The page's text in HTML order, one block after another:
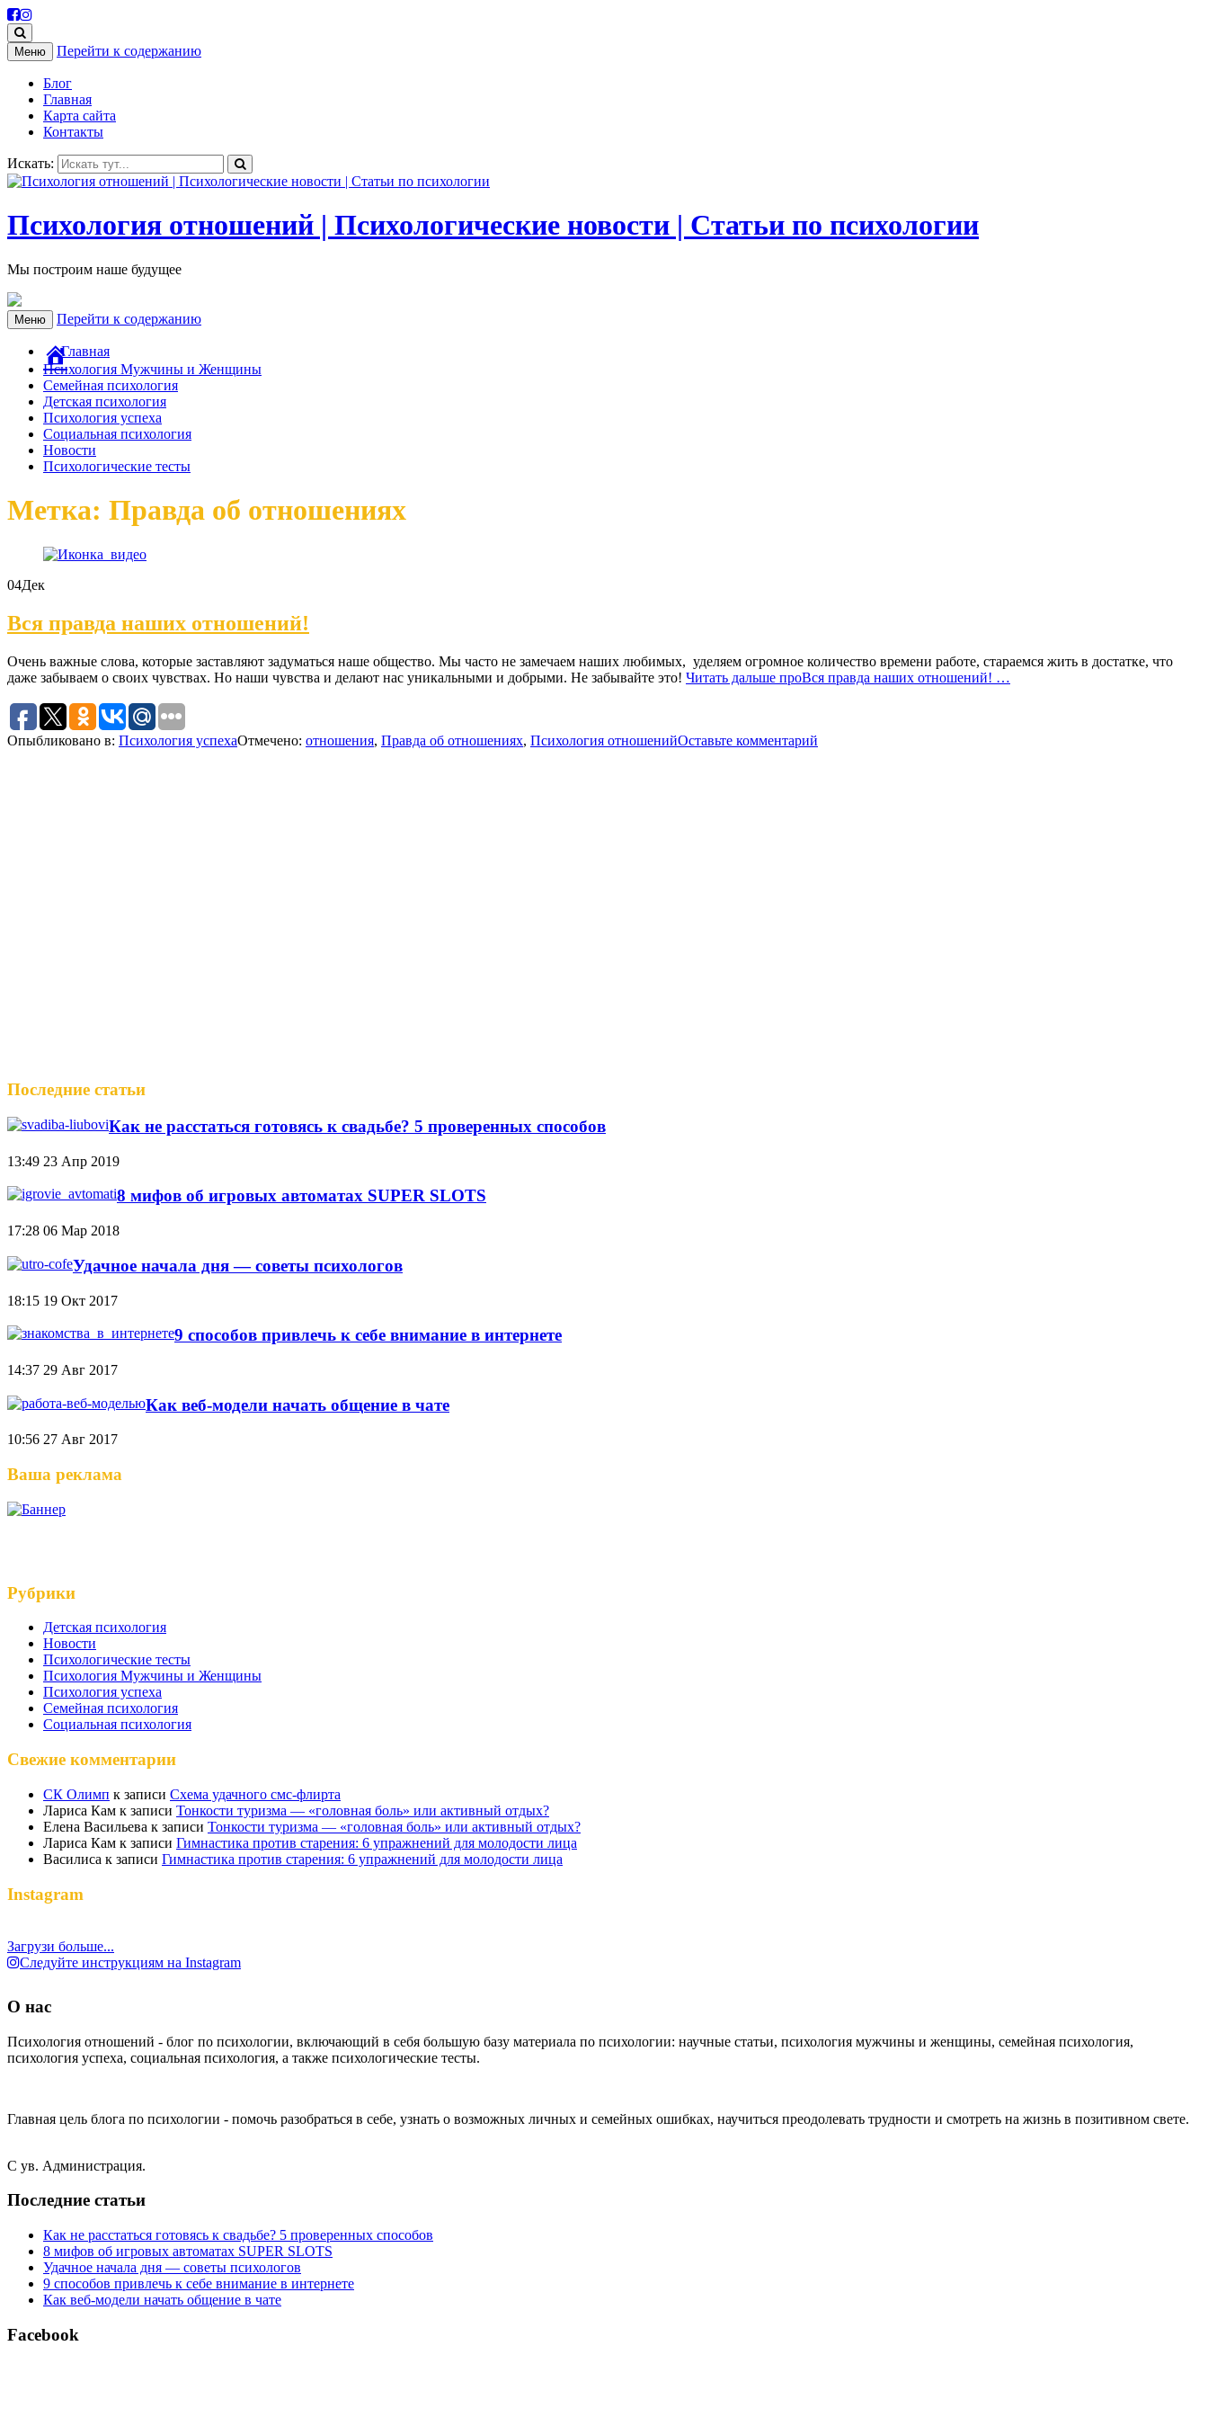
Меню Перейти к содержанию
Блог
Главная
Карта сайта
Контакты
Искать:
Психология отношений | Психологические новости | Статьи по психологии
Мы построим наше будущее
Меню Перейти к содержанию
Главная
Психология Мужчины и Женщины
Семейная психология
Детская психология
Психология успеха
Социальная психология
Новости
Психологические тесты
Метка: Правда об отношениях
04Дек
Вся правда наших отношений!
Очень важные слова, которые заставляют задуматься наше общество. Мы часто не замечаем наших любимых, уделяем огромное количество времени работе, стараемся жить в достатке, что
даже забываем о своих чувствах. Но наши чувства и делают нас уникальными и добрыми. Не забывайте это! Читать дальше проВся правда наших отношений! …
Опыбликовано в: Психология успехаОтмечено: отношения, Правда об отношениях, Психология отношенийОставьте комментарий
Последние статьи
Как не расстаться готовясь к свадьбе? 5 проверенных способов
13:49 23 Апр 2019
8 мифов об игровых автоматах SUPER SLOTS
17:28 06 Мар 2018
Удачное начала дня — советы психологов
18:15 19 Окт 2017
9 способов привлечь к себе внимание в интернете
14:37 29 Авг 2017
Как веб-модели начать общение в чате
10:56 27 Авг 2017
Ваша реклама
Рубрики
Детская психология
Новости
Психологические тесты
Психология Мужчины и Женщины
Психология успеха
Семейная психология
Социальная психология
Свежие комментарии
СК Олимп к записи Схема удачного смс-флирта
Лариса Кам к записи Тонкости туризма — «головная боль» или активный отдых?
Елена Васильева к записи Тонкости туризма — «головная боль» или активный отдых?
Лариса Кам к записи Гимнастика против старения: 6 упражнений для молодости лица
Василиса к записи Гимнастика против старения: 6 упражнений для молодости лица
Instagram
Загрузи больше...
Следуйте инструкциям на Instagram
О нас
Психология отношений - блог по психологии, включающий в себя большую базу материала по психологии: научные статьи, психология мужчины и женщины, семейная психология,
психология успеха, социальная психология, а также психологические тесты.
Главная цель блога по психологии - помочь разобраться в себе, узнать о возможных личных и семейных ошибках, научиться преодолевать трудности и смотреть на жизнь в позитивном свете.
С ув. Администрация.
Последние статьи
Как не расстаться готовясь к свадьбе? 5 проверенных способов
8 мифов об игровых автоматах SUPER SLOTS
Удачное начала дня — советы психологов
9 способов привлечь к себе внимание в интернете
Как веб-модели начать общение в чате
Facebook